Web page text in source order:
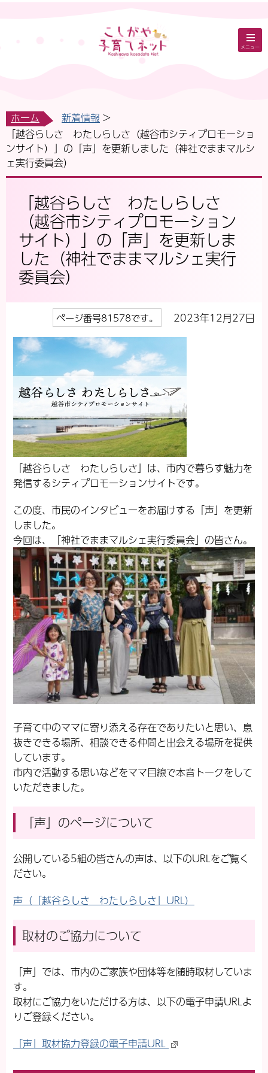
メニュー
ホーム
新着情報
「越谷らしさ わたしらしさ（越谷市シティプロモーショ
ンサイト）」の「声」を更新しました（神社でままマルシ
ェ実行委員会）
「越谷らしさ わたしらしさ
（越谷市シティプロモーション
サイト）」の「声」を更新しま
した（神社でままマルシェ実行
委員会）
ページ番号81578です。 2023年12月27日
「越谷らしさ わたしらしさ」は、市内で暮らす魅力を
発信するシティプロモーションサイトです。
この度、市民のインタビューをお届けする「声」を更新
しました。
今回は、「神社でままマルシェ実行委員会」の皆さん。
子育て中のママに寄り添える存在でありたいと思い、息
抜きできる場所、相談できる仲間と出会える場所を提供
しています。
市内で活動する思いなどをママ目線で本音トークをして
いただきました。
「声」のページについて
公開している5組の皆さんの声は、以下のURLをご覧く
ださい。
声（「越谷らしさ わたしらしさ」URL）
取材のご協力について
「声」では、市内のご家族や団体等を随時取材していま
す。
取材にご協力をいただける方は、以下の電子申請URLよ
りご登録ください。
「声」取材協力登録の電子申請URL